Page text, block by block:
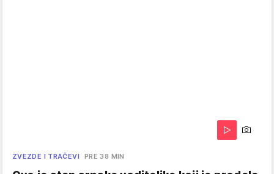
ZVEZDE I TRAČEVI PRE 38 MIN